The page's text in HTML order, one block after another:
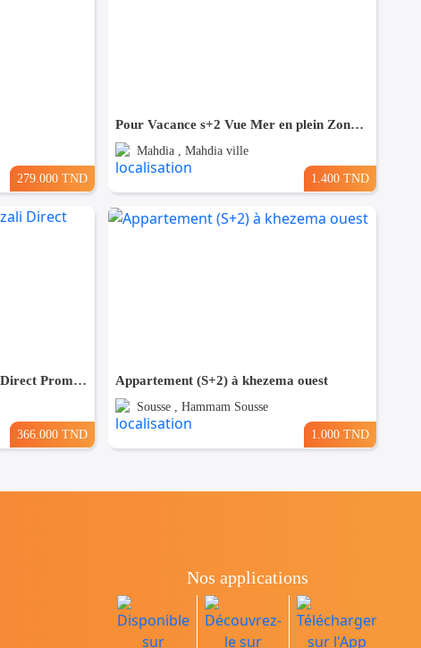
279.000 TND
Pour Vacance s+2 Vue Mer en plein Zone Touristique Mahdia
Mahdia , Mahdia ville
1.400 TND
(S+3) à Bouhsina el Ghazali Direct Promoteur
366.000 TND
Appartement (S+2) à khezema ouest
Sousse , Hammam Sousse
1.000 TND
Nos applications